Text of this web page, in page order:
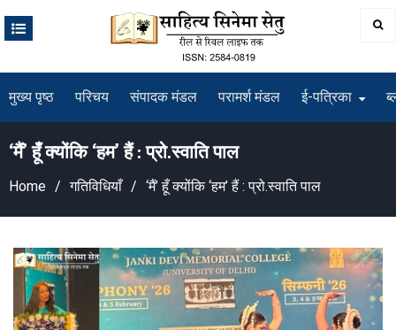
मुख्य पृष्ठ परिचय संपादक मंडल परामर्श मंडल ई-पत्रिका
‘मैं’ हूँ क्योंकि ‘हम’ हैं : प्रो.स्वाति पाल
Home गतिविधियाँ ‘मैं’ हूँ क्योंकि ‘हम’ हैं : प्रो.स्वाति पाल